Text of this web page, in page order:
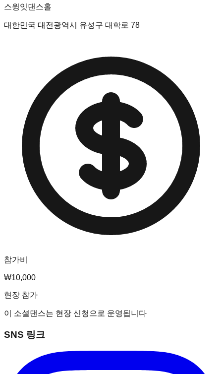
스윙잇댄스홀
대한민국 대전광역시 유성구 대학로 78
참가비
₩10,000
현장 참가
이 소셜댄스는 현장 신청으로 운영됩니다
SNS 링크